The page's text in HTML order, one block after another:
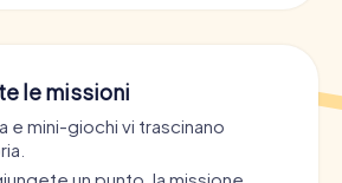
le missioni
e mini-giochi vi trascinano